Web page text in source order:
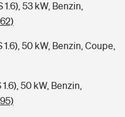
53 kW, Benzin,
50 kW, Benzin, Coupe,
50 kW, Benzin,